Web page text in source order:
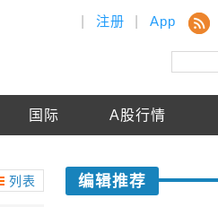
注册 App
国际 A股行情
列表 编辑推荐